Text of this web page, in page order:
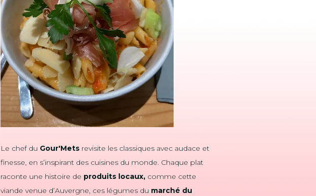
Le chef du Gour'Metsrevisite les classiques avec audace et
finesse, en s’inspirant des cuisines du monde. Chaque plat
raconte une histoire de produits locaux,comme cette
viande venue d’Auvergne, ces légumes du marché du